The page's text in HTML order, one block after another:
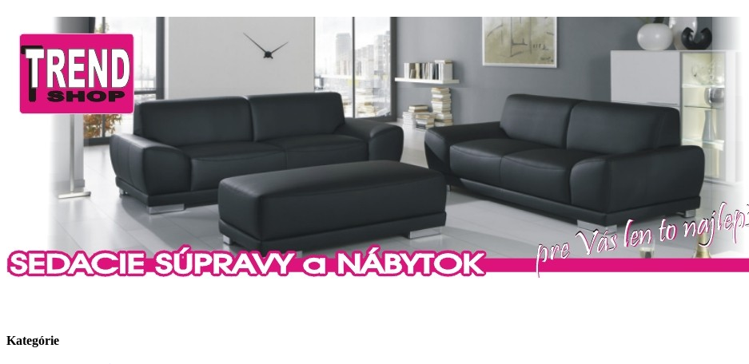
Kategórie